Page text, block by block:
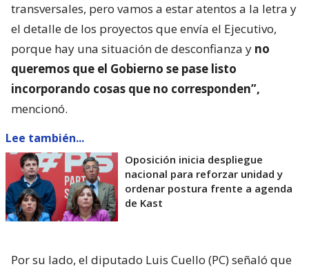
transversales, pero vamos a estar atentos a la letra y
el detalle de los proyectos que envía el Ejecutivo,
porque hay una situación de desconfianza y no
queremos que el Gobierno se pase listo
incorporando cosas que no corresponden”,
mencionó.
Lee también...
Oposición inicia despliegue
nacional para reforzar unidad y
ordenar postura frente a agenda
de Kast
Por su lado, el diputado Luis Cuello (PC) señaló que